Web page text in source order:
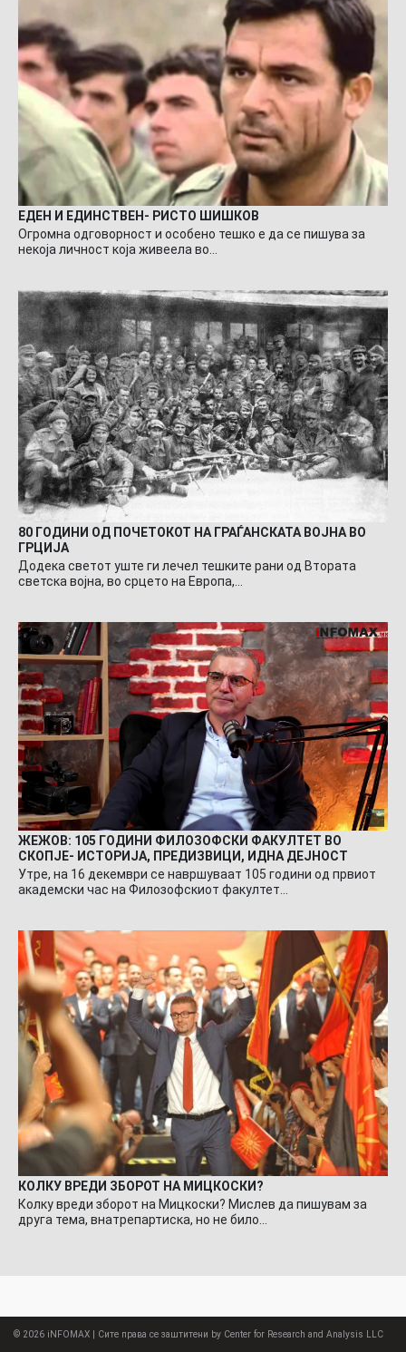
ЕДЕН И ЕДИНСТВЕН- РИСТО ШИШКОВ
Огромна одговорност и особено тешко е да се пишува за
некоја личност која живеела во…
80 ГОДИНИ ОД ПОЧЕТОКОТ НА ГРАЃАНСКАТА ВОЈНА ВО
ГРЦИЈА
Додека светот уште ги лечел тешките рани од Втората
светска војна, во срцето на Европа,…
ЖЕЖОВ: 105 ГОДИНИ ФИЛОЗОФСКИ ФАКУЛТЕТ ВО
СКОПЈЕ- ИСТОРИЈА, ПРЕДИЗВИЦИ, ИДНА ДЕЈНОСТ
Утре, на 16 декември се навршуваат 105 години од првиот
академски час на Филозофскиот факултет…
КОЛКУ ВРЕДИ ЗБОРОТ НА МИЦКОСКИ?
Колку вреди зборот на Мицкоски? Мислев да пишувам за
друга тема, внатрепартиска, но не било…
© 2026 iNFOMAX | Сите права се заштитени by Center for Research and Analysis LLC